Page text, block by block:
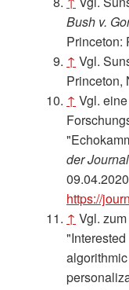
Bush v.
Princeton:
↑ Vgl.
Princeton,
↑ Vgl.
der
https://
↑ Vgl.